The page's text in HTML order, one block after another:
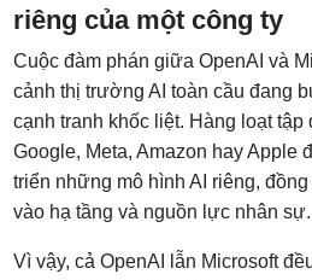
riêng của một công ty
Cuộc đàm phán giữa OpenAI và
cảnh thị trường AI toàn cầu đang
cạnh tranh khốc liệt. Hàng loạt
Google, Meta, Amazon hay Apple
triển những mô hình AI riêng,
vào hạ tầng và nguồn lực nhân sự.
Vì vậy, cả OpenAI lẫn Microsoft